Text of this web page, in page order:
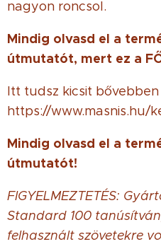
nagyon roncsol.
Mindig olvasd el a
útmutatót, mert ez a
Itt tudsz kicsit bővebben
https://www.masnis.hu/
Mindig olvasd el a
útmutatót!
FIGYELMEZTETÉS:
Standard 100
felhasznált szövetekre